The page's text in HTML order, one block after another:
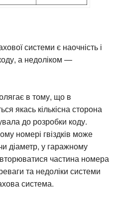
системи є наочність і
а недоліком —
в тому, що в
якась кількісна сторона
до розробки коду.
номері гвіздків може
діаметр, у гаражному
частина номера
та недоліки системи
система.